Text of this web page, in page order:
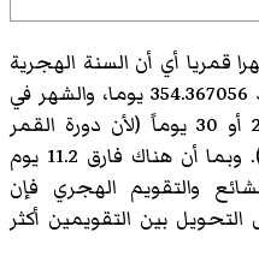
التقويم الهجري من 12 شهرا قمريا أي أن السنة الهجرية
تساوي 354 يوما تقريباً، بالتحديد 354.367056 يوما، والشهر في
التقويم الهجري إما أن يكون 29 أو 30 يوماً (لأن دورة القمر
الظاهرية تساوي 29.530588 يوم). وبما أن هناك فارق 11.2 يوم
والتقويم الهجري فإن
بين التقويمين أكثر